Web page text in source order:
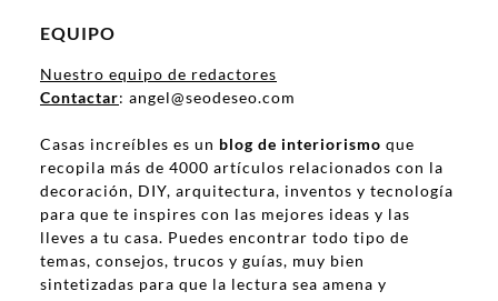
EQUIPO
Nuestro equipo de redactores
Contactar: angel@seodeseo.com
Casas increíbles es un blog de interiorismo que
recopila más de 4000 artículos relacionados con la
decoración, DIY, arquitectura, inventos y tecnología
para que te inspires con las mejores ideas y las
lleves a tu casa. Puedes encontrar todo tipo de
temas, consejos, trucos y guías, muy bien
sintetizadas para que la lectura sea amena y